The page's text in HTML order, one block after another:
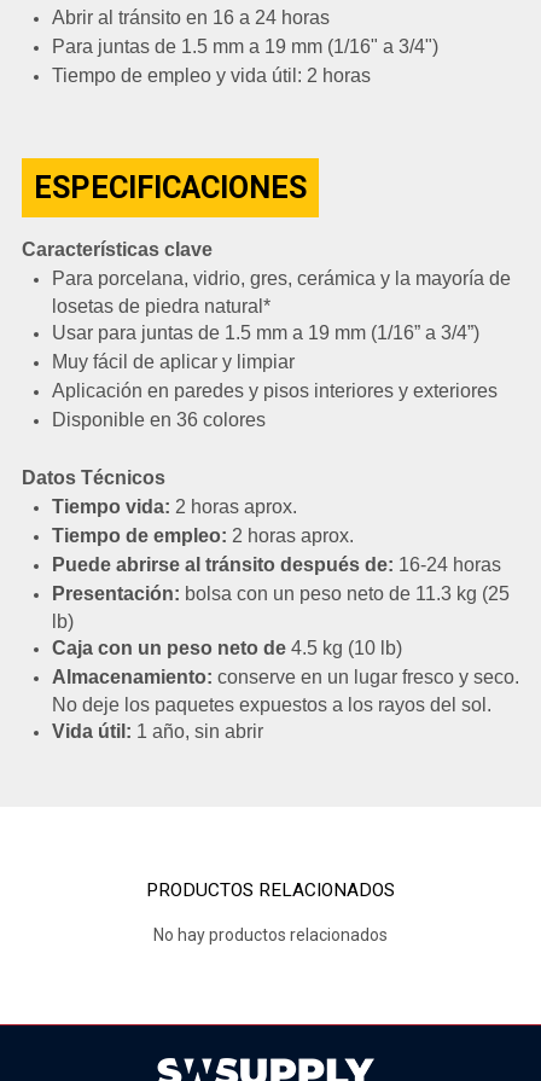
Abrir al tránsito en 16 a 24 horas
Para juntas de 1.5 mm a 19 mm (1/16" a 3/4")
Tiempo de empleo y vida útil: 2 horas
ESPECIFICACIONES
Características clave
Para porcelana, vidrio, gres, cerámica y la mayoría de
losetas de piedra natural*
Usar para juntas de 1.5 mm a 19 mm (1/16” a 3/4”)
Muy fácil de aplicar y limpiar
Aplicación en paredes y pisos interiores y exteriores
Disponible en 36 colores
Datos Técnicos
Tiempo vida: 2 horas aprox.
Tiempo de empleo: 2 horas aprox.
Puede abrirse al tránsito después de: 16-24 horas
Presentación: bolsa con un peso neto de 11.3 kg (25
lb)
Caja con un peso neto de4.5 kg (10 lb)
Almacenamiento: conserve en un lugar fresco y seco.
No deje los paquetes expuestos a los rayos del sol.
Vida útil: 1 año, sin abrir
PRODUCTOS RELACIONADOS
No hay productos relacionados